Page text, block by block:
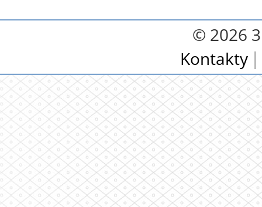
© 2026
Kontakty